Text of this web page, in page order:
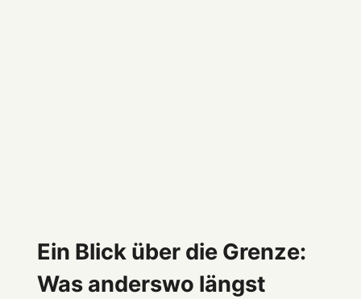
Ein Blick über die Grenze:
Was anderswo längst